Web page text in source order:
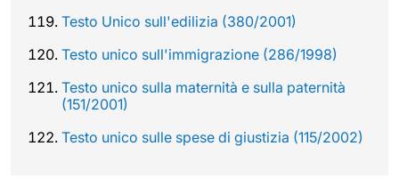
Testo Unico sull'edilizia (380/2001)
Testo unico sull'immigrazione (286/1998)
Testo unico sulla maternità e sulla paternità
(151/2001)
Testo unico sulle spese di giustizia (115/2002)